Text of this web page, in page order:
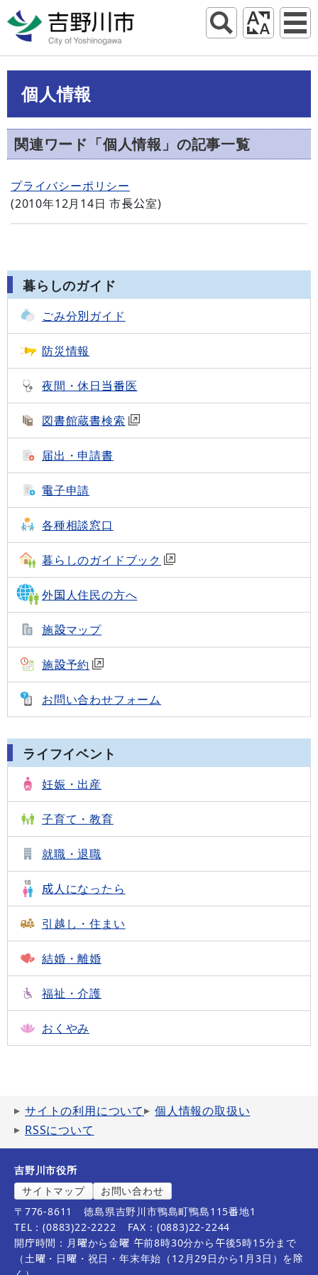
個人情報
関連ワード「個人情報」の記事一覧
プライバシーポリシー
(2010年12月14日 市長公室)
暮らしのガイド
ごみ分別ガイド
防災情報
夜間・休日当番医
図書館蔵書検索
届出・申請書
電子申請
各種相談窓口
暮らしのガイドブック
外国人住民の方へ
施設マップ
施設予約
お問い合わせフォーム
ライフイベント
妊娠・出産
子育て・教育
就職・退職
成人になったら
引越し・住まい
結婚・離婚
福祉・介護
おくやみ
サイトの利用について
個人情報の取扱い
RSSについて
吉野川市役所
サイトマップ
お問い合わせ
〒776-8611
徳島県吉野川市鴨島町鴨島115番地1
TEL：(0883)22-2222
FAX：(0883)22-2244
開庁時間：月曜から金曜 午前8時30分から午後5時15分まで
（土曜・日曜・祝日・年末年始（12月29日から1月3日）を除